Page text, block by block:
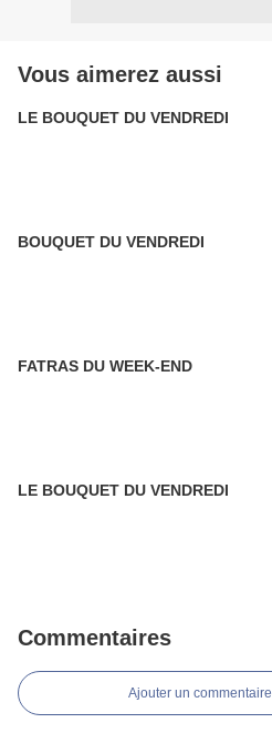
Vous aimerez aussi
LE BOUQUET DU VENDREDI
BOUQUET DU VENDREDI
FATRAS DU WEEK-END
LE BOUQUET DU VENDREDI
Commentaires
Ajouter un commentaire